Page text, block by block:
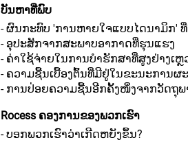
ບັນຫາທີ່ພົບ
- ຜົນກະທົບ 'ການຫາຍໃຈແບບໄດນາມິກ'
- ອຸປະສັກຈາກສະພາບອາກາດທີ່ຮຸນແຮງ
- ຄ່າໃຊ້ຈ່າຍໃນການບໍາຮັກສາທີ່ສູງຢ່າງເ
- ຄວາມຊື້ນເບື້ອງຕົ້ນທີ່ມີຢູ່ໃນຂະນະການຜ
- ການປ່ອຍຄວາມຊື້ນອີກຄັ້ງໜຶ່ງຈາກວັດຖຸພ
Rocess ຄອງການຂອງພວກເຮົາ
- ບອກພວກເຮົາວ່າເກີດຫຍັງຂຶ້ນ?